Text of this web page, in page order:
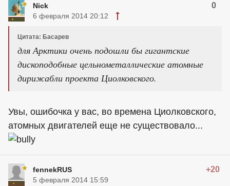
Nick 0
6 февраля 2014 20:12
Цитата: Басарев
для Арктики очень подошли бы гигантские
дископодобные цельнометаллические атомные
дирижабли проекта Циолковского.
Увы, ошибочка у вас, во времена Циолковского,
атомных двигателей еще не существовало...
fennekRUS +20
5 февраля 2014 15:59